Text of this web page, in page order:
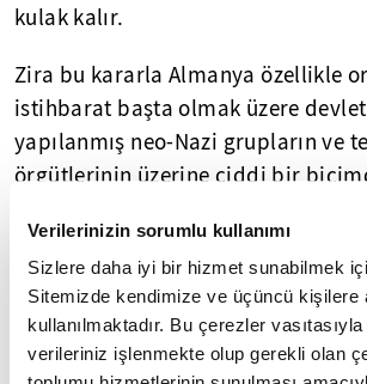
Verilerinizin sorumlu kullanımı
Sizlere daha iyi bir hizmet sunabilmek
Sitemizde kendimize ve üçüncü kişilere
kullanılmaktadır. Bu çerezler
verileriniz işlenmekte olup gerekli olan
kulak kalır.
Zira bu kararla Almanya özellikle
istihbarat başta olmak üzere
yapılanmış neo-Nazi grupların ve
örgütlerinin üzerine ciddi bir
Anlaşılan o ki Alman derin devleti
ırkçılığı ve neo-Nazi grupları
kimliğinin bir garantisi olarak